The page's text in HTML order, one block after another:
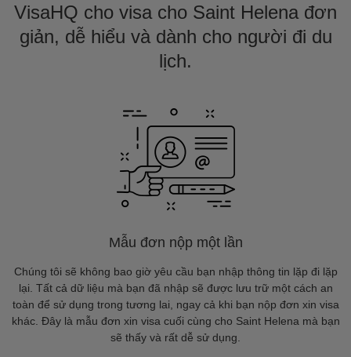
VisaHQ cho visa cho Saint Helena đơn
giản, dễ hiểu và dành cho người đi du
lịch.
Mẫu đơn nộp một lần
Chúng tôi sẽ không bao giờ yêu cầu bạn nhập thông tin lặp đi lặp
lại. Tất cả dữ liệu mà bạn đã nhập sẽ được lưu trữ một cách an
toàn để sử dụng trong tương lai, ngay cả khi bạn nộp đơn xin visa
khác. Đây là mẫu đơn xin visa cuối cùng cho Saint Helena mà bạn
sẽ thấy và rất dễ sử dụng.